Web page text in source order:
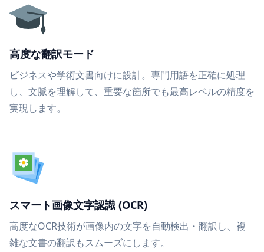
高度な翻訳モード
ビジネスや学術文書向けに設計。専門用語を正確に処理
し、文脈を理解して、重要な箇所でも最高レベルの精度を
実現します。
スマート画像文字認識 (OCR)
高度なOCR技術が画像内の文字を自動検出・翻訳し、複
雑な文書の翻訳もスムーズにします。